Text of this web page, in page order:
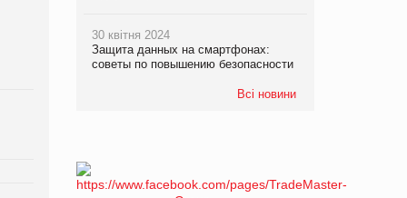
30 квітня 2024
Защита данных на смартфонах:
советы по повышению безопасности
Всі новини